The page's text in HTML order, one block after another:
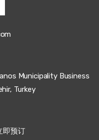
Municipality Business
Turkey
即预订